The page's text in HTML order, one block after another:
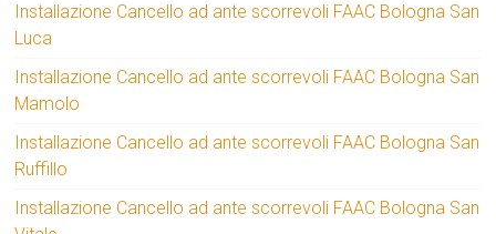
Installazione Cancello ad ante scorrevoli FAAC Bologna San
Luca
Installazione Cancello ad ante scorrevoli FAAC Bologna San
Mamolo
Installazione Cancello ad ante scorrevoli FAAC Bologna San
Ruffillo
Installazione Cancello ad ante scorrevoli FAAC Bologna San